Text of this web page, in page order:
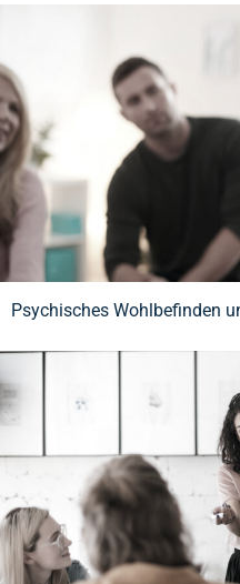
Psychisches Wohlbefinden